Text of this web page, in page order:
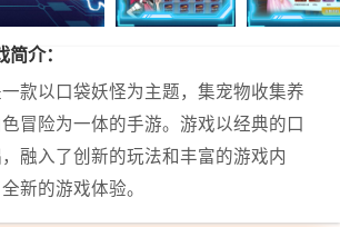
简介：
一款以口袋妖怪为主题，集宠物收集养
冒险为一体的手游。游戏以经典的口
融入了创新的玩法和丰富的游戏内
新的游戏体验。